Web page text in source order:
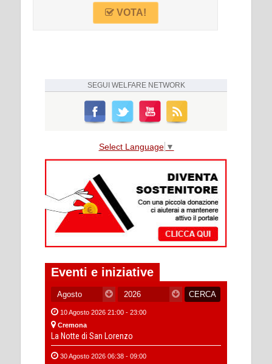
VOTA!
SEGUI WELFARE NETWORK
Select Language ▼
Eventi e iniziative
10 Agosto 2026 21:00 - 23:00
Cremona
La Notte di San Lorenzo
30 Agosto 2026 06:38 - 09:00